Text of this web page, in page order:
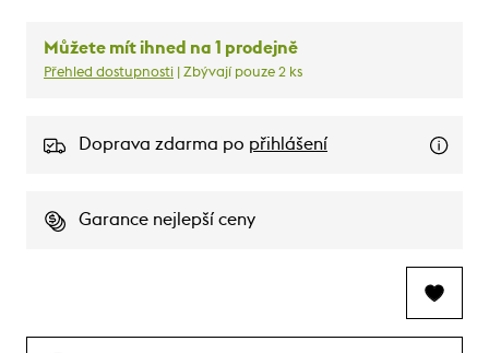
Můžete mít ihned na 1 prodejně
Přehled dostupnosti | Zbývají pouze 2 ks
Doprava zdarma po přihlášení
Garance nejlepší ceny